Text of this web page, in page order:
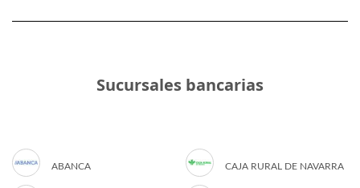
Sucursales bancarias
ABANCA CAJA RURAL DE NAVARRA